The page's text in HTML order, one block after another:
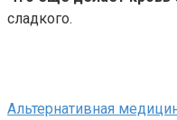
сладкого.
Альтернативная